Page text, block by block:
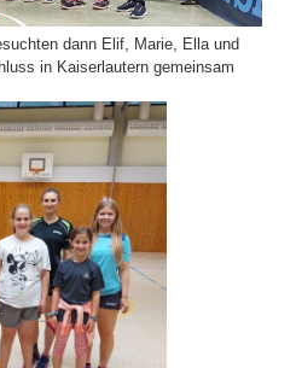
dann Elif, Marie, Ella und
in Kaiserlautern gemeinsam